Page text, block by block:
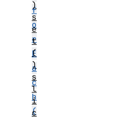
f
o
r
E
a
c
h
(
)
s
e
t
(
)
s
l
i
c